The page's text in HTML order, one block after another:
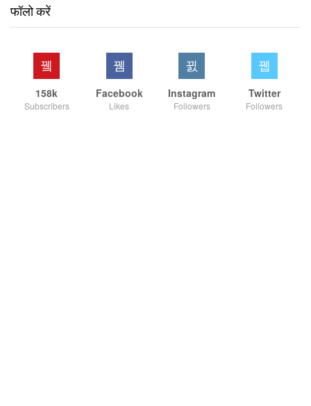
फॉलो करें
158k
Subscribers
Facebook
Likes
Instagram
Followers
Twitter
Followers